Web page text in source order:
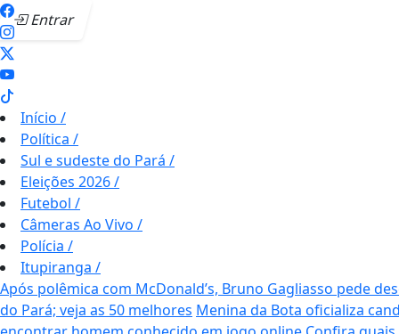
Entrar
Início /
Política /
Sul e sudeste do Pará /
Eleições 2026/
Futebol /
Câmeras Ao Vivo /
Polícia /
Itupiranga /
Após polêmica com McDonald’s, Bruno Gagliasso pede
do Pará; veja as 50 melhores Menina da Bota oficializa